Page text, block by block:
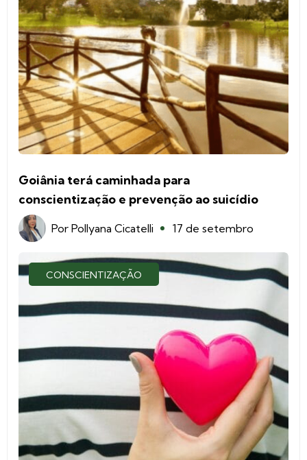
Goiânia terá caminhada para
conscientização e prevenção ao suicídio
Por Pollyana Cicatelli 17 de setembro
CONSCIENTIZAÇÃO